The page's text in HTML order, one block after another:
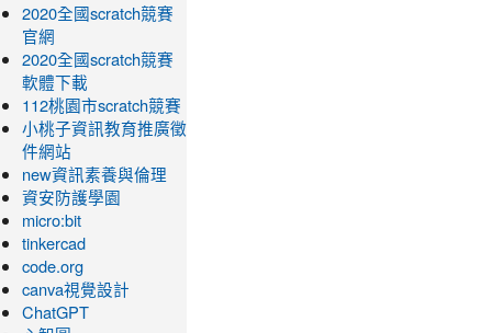
2020全國scratch競賽
官網
2020全國scratch競賽
軟體下載
112桃園市scratch競賽
小桃子資訊教育推廣徵
件網站
new資訊素養與倫理
資安防護學園
micro:bit
tinkercad
code.org
canva視覺設計
ChatGPT